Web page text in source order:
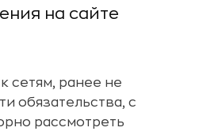
на сайте
сетям, ранее не
обязательства, с
рассмотреть